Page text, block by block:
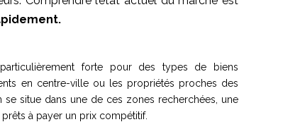
forte pour des types de biens
en centre-ville ou les propriétés proches des
se situe dans une de ces zones recherchées, une
à payer un prix compétitif.